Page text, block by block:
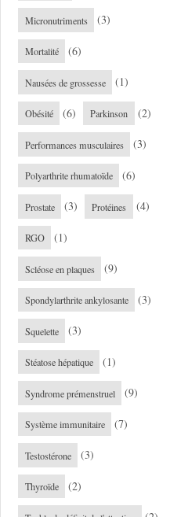
Micronutriments (3)
Mortalité (6)
Nausées de grossesse (1)
Obésité (6) Parkinson (2)
Performances musculaires (3)
Polyarthrite rhumatoïde (6)
Prostate (3) Protéines (4)
RGO (1)
Scléose en plaques (9)
Spondylarthrite ankylosante (3)
Squelette (3)
Stéatose hépatique (1)
Syndrome prémenstruel (9)
Système immunitaire (7)
Testostérone (3)
Thyroïde (2)